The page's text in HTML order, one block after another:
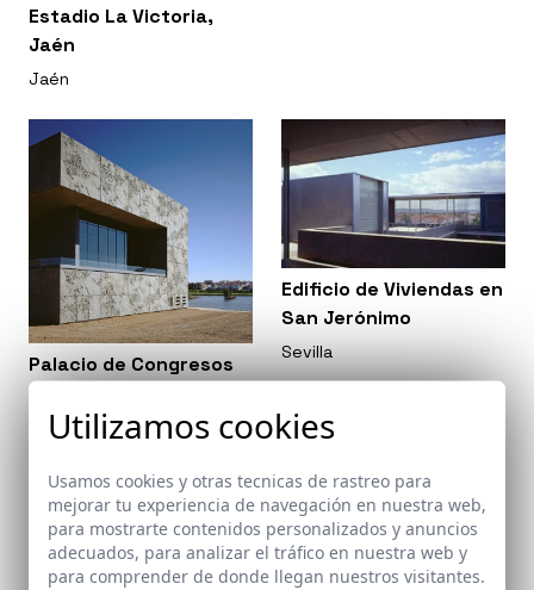
Estadio La Victoria,
Jaén
Jaén
Palacio de Congresos
de Mérida
Mérida (Badajoz)
Edificio de Viviendas en
San Jerónimo
Sevilla
Utilizamos cookies
Usamos cookies y otras tecnicas de rastreo para
mejorar tu experiencia de navegación en nuestra web,
para mostrarte contenidos personalizados y anuncios
adecuados, para analizar el tráfico en nuestra web y
para comprender de donde llegan nuestros visitantes.